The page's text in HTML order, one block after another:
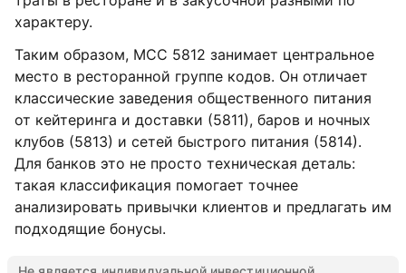
характеру.
Таким образом, MCC 5812 занимает центральное
место в ресторанной группе кодов. Он отличает
классические заведения общественного питания
от кейтеринга и доставки (5811), баров и ночных
клубов (5813) и сетей быстрого питания (5814).
Для банков это не просто техническая деталь:
такая классификация помогает точнее
анализировать привычки клиентов и предлагать им
подходящие бонусы.